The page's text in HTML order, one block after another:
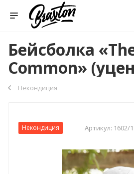
Бейсболка
Common»
Некондиция
Некондиция Артикул: 1602/1